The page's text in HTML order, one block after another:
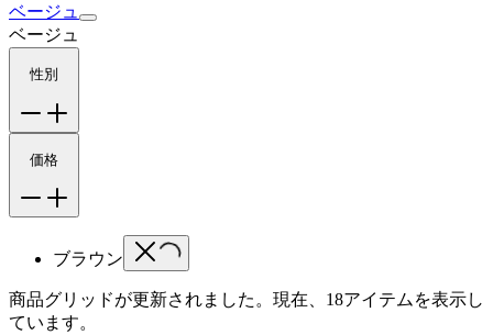
ベージュ
ベージュ
性別
価格
ブラウン
商品グリッドが更新されました。現在、18アイテムを表示し
ています。